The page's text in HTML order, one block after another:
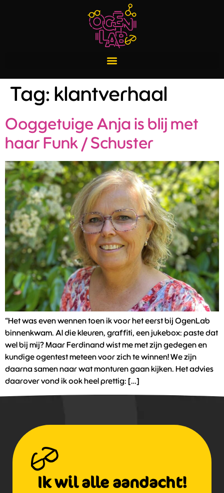
Tag: klantverhaal
Ooggetuige Anja is blij met
haar Funk / Schuster
“Het was even wennen toen ik voor het eerst bij OgenLab
binnenkwam. Al die kleuren, graffiti, een jukebox: paste dat
wel bij mij? Maar Ferdinand wist me met zijn gedegen en
kundige ogentest meteen voor zich te winnen! We zijn
daarna samen naar wat monturen gaan kijken. Het advies
daarover vond ik ook heel prettig: […]
Ik wil alle aandacht!